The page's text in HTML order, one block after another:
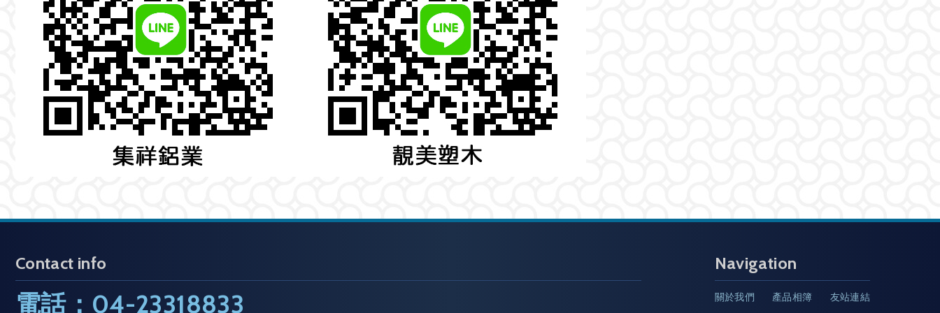
Contact info
電話：04-23318833
Navigation
關於我們 產品相簿 友站連結